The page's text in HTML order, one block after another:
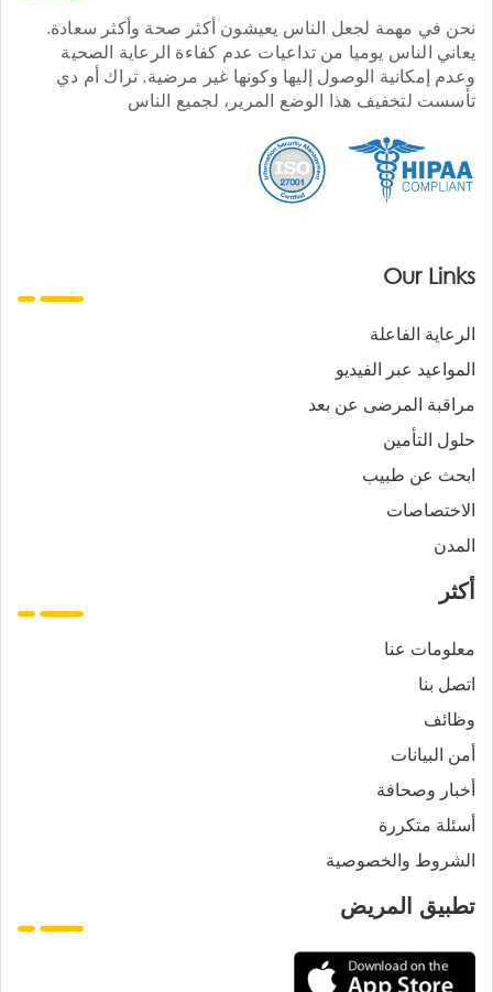
نحن في مهمة لجعل الناس يعيشون أكثر صحة وأكثر سعادة.
يعاني الناس يوميا من تداعيات عدم كفاءة الرعاية الصحية
وعدم إمكانية الوصول إليها وكونها غير مرضية. تراك أم دي
تأسست لتخفيف هذا الوضع المرير، لجميع الناس
Our Links
الرعاية الفاعلة
المواعيد عبر الفيديو
مراقبة المرضى عن بعد
حلول التأمين
ابحث عن طبيب
الاختصاصات
المدن
أكثر
معلومات عنا
اتصل بنا
وظائف
أمن البيانات
أخبار وصحافة
أسئلة متكررة
الشروط والخصوصية
تطبيق المريض